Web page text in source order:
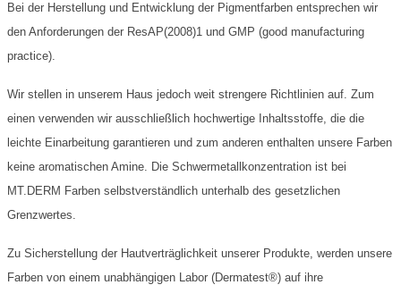
Bei der Herstellung und Entwicklung der Pigmentfarben entsprechen wir
den Anforderungen der ResAP(2008)1 und GMP (good manufacturing
practice).
Wir stellen in unserem Haus jedoch weit strengere Richtlinien auf. Zum
einen verwenden wir ausschließlich hochwertige Inhaltsstoffe, die die
leichte Einarbeitung garantieren und zum anderen enthalten unsere Farben
keine aromatischen Amine. Die Schwermetallkonzentration ist bei
MT.DERM Farben selbstverständlich unterhalb des gesetzlichen
Grenzwertes.
Zu Sicherstellung der Hautverträglichkeit unserer Produkte, werden unsere
Farben von einem unabhängigen Labor (Dermatest®) auf ihre